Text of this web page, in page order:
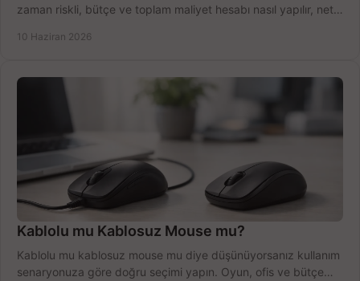
zaman riskli, bütçe ve toplam maliyet hesabı nasıl yapılır, net
10 Haziran 2026
Kablolu mu Kablosuz Mouse mu?
Kablolu mu kablosuz mouse mu diye düşünüyorsanız kullanım
senaryonuza göre doğru seçimi yapın. Oyun, ofis ve bütçe